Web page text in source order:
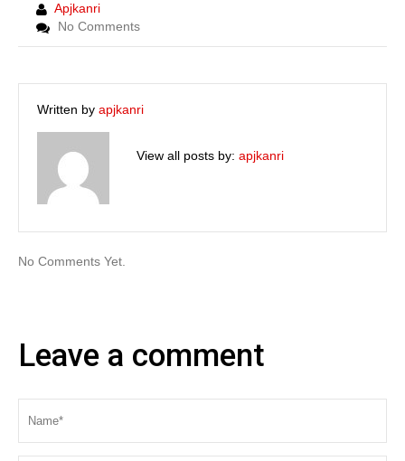
Apjkanri
No Comments
Written by apjkanri
View all posts by: apjkanri
No Comments Yet.
Leave a comment